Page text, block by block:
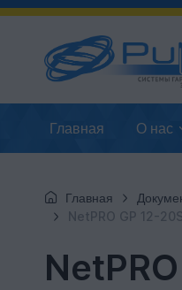
Главная О нас
Главная
NetPRO GP 12-20S